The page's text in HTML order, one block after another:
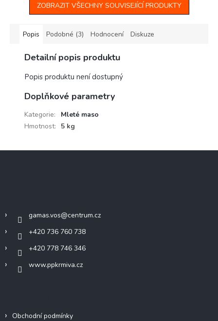
ZOBRAZIT VŠECHNY SOUVISEJÍCÍ PRODUKTY
Popis Podobné (3) Hodnocení Diskuze
Detailní popis produktu
Popis produktu není dostupný
Doplňkové parametry
Kategorie:
Mleté maso
Hmotnost: 5 kg
gamas.vos@centrum.cz
+420 736 760 738
+420 778 746 346
www.ppkrmiva.cz
Obchodní podmínky